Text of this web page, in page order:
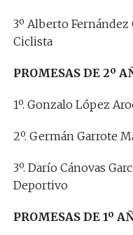
3º Alberto Fernández
Ciclista
PROMESAS DE 2º
1º. Gonzalo López
2º. Germán Garrote
3º. Darío Cánovas
Deportivo
PROMESAS DE 1º